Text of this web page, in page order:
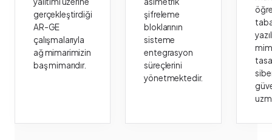
gerçekleştirdiği
AR-GE
çalışmalarıyla
ağ mimarimizin
baş mimarıdır.
şifreleme
bloklarının
sisteme
entegrasyon
süreçlerini
yönetmektedir.